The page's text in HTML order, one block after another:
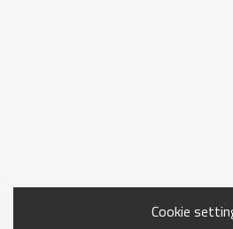
Cookie